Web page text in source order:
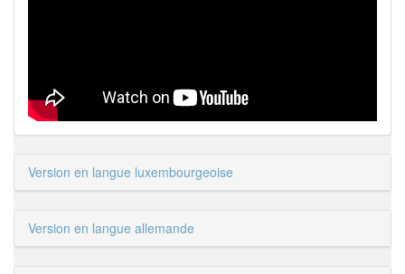
Version en langue luxembourgeoise
Version en langue allemande